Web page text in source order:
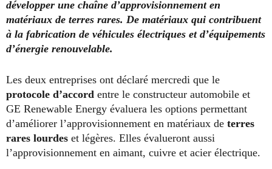
développer une chaîne d’approvisionnement en
matériaux de terres rares. De matériaux qui contribuent
à la fabrication de véhicules électriques et d’équipements
d’énergie renouvelable.
Les deux entreprises ont déclaré mercredi que le
protocole d’accord entre le constructeur automobile et
GE Renewable Energy évaluera les options permettant
d’améliorer l’approvisionnement en matériaux de terres
rares lourdes et légères. Elles évalueront aussi
l’approvisionnement en aimant, cuivre et acier électrique.